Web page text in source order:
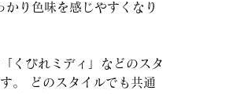
り色味を感じやすくなり
くびれミディ」などのスタ
。 どのスタイルでも共通